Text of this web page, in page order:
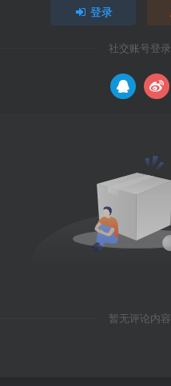
登录
社交账号登录
暂无评论内容